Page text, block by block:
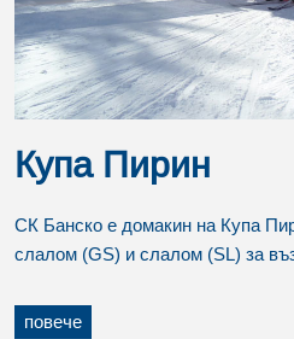
Купа Пирин
СК Банско е домакин на Купа
слалом (GS) и слалом (SL) за
повече